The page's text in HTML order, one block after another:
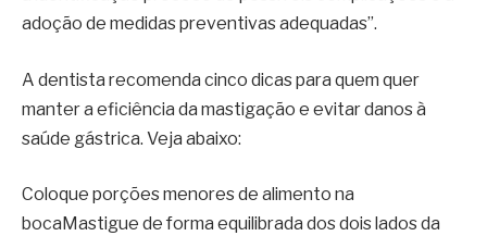
adoção de medidas preventivas adequadas”.
A dentista recomenda cinco dicas para quem quer
manter a eficiência da mastigação e evitar danos à
saúde gástrica. Veja abaixo:
Coloque porções menores de alimento na
bocaMastigue de forma equilibrada dos dois lados da